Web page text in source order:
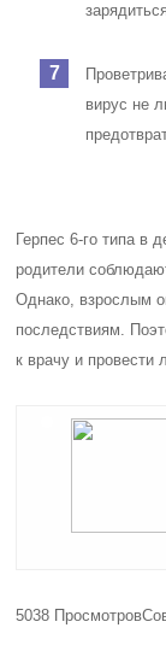
вирус не
Герпес 6-го типа в
родители
Однако, взрослым
последствиям.
к врачу и провести
5038 Просмотров